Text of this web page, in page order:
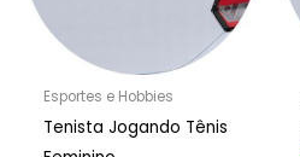
Esportes e Hobbies
Tenista Jogando Tênis